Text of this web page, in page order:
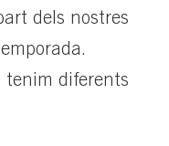
dels nostres
tenim diferents